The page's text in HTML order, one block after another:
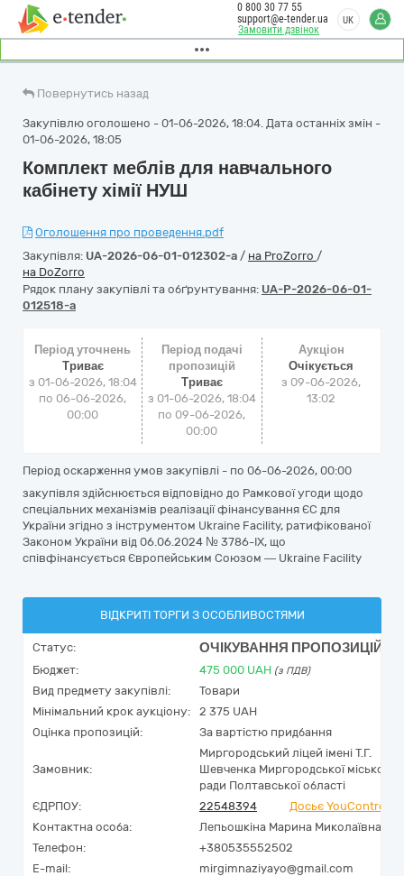
Замовити дзвінок
0 800 30 77 55
support@e-tender.ua
UK
Повернутись назад
Закупівлю оголошено - 01-06-2026, 18:04. Дата останніх змін -
01-06-2026, 18:05
Комплект меблів для навчального
кабінету хімії НУШ
Оголошення про проведення.pdf
Закупівля: UA-2026-06-01-012302-a / на ProZorro /
на DoZorro
Рядок плану закупівлі та обґрунтування: UA-P-2026-06-01-
012518-a
Період уточнень
Триває
з 01-06-2026, 18:04
по 06-06-2026,
00:00
Період подачі
пропозицій
Триває
з 01-06-2026, 18:04
по 09-06-2026,
00:00
Аукціон
Очікується
з 09-06-2026,
13:02
Період оскарження умов закупівлі - по 06-06-2026, 00:00
закупівля здійснюється відповідно до Рамкової угоди щодо
спеціальних механізмів реалізації фінансування ЄС для
України згідно з інструментом Ukraine Facility, ратифікованої
Законом України від 06.06.2024 № 3786-IX, що
співфінансується Європейським Союзом — Ukraine Facility
ВІДКРИТІ ТОРГИ З ОСОБЛИВОСТЯМИ
Статус: ОЧІКУВАННЯ ПРОПОЗИЦІЙ
Бюджет: 475 000 UAH (з ПДВ)
Вид предмету закупівлі:
Товари
Мінімальний крок аукціону:
2 375 UAH
Оцінка пропозицій:
За вартістю придбання
Замовник:
Миргородський ліцей імені Т.Г.
Шевченка Миргородської міської
ради Полтавської області
ЄДРПОУ:
22548394
Досьє YouControl
Контактна особа:
Лепьошкіна Марина Миколаївна
Телефон:
+380535552502
E-mail:
mirgimnaziyayo@gmail.com